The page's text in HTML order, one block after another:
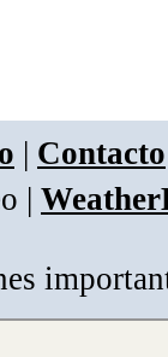
| Contacto
|